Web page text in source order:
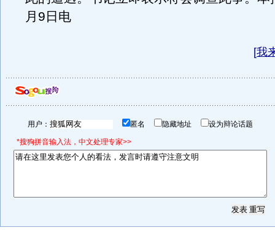
月9日电
[我
用户： 匿名 隐藏地址 设为辩论话题
*搜狗拼音输入法，中文处理专家>>